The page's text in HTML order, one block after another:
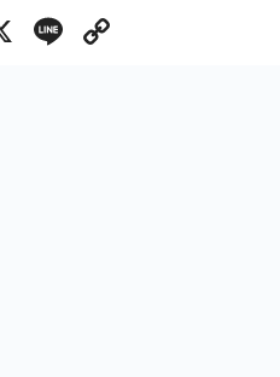
X Line